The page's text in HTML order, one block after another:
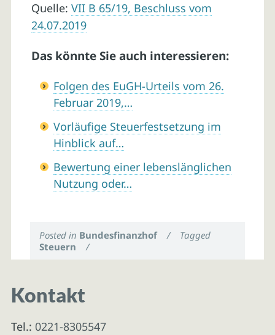
Quelle: VII B 65/19, Beschluss vom
24.07.2019
Das könnte Sie auch interessieren:
Folgen des EuGH-Urteils vom 26.
Februar 2019,…
Vorläufige Steuerfestsetzung im
Hinblick auf…
Bewertung einer lebenslänglichen
Nutzung oder…
Posted in Bundesfinanzhof /
Tagged
Steuern
/
Kontakt
Tel.: 0221-8305547